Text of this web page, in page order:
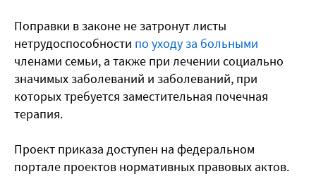
Поправки в законе не затронут листы
нетрудоспособности по уходу за больными
членами семьи, а также при лечении социально
значимых заболеваний и заболеваний, при
которых требуется заместительная почечная
терапия.
Проект приказа доступен на федеральном
портале проектов нормативных правовых актов.